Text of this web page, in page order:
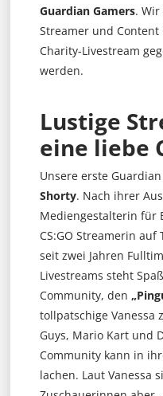
Guardian Gamers. Wir
Streamer und
Charity-Livestream
werden.
Lustige
eine liebe
Unsere erste
Shorty. Nach ihrer
Mediengestalterin für
CS:GO Streamerin
seit zwei Jahren
Livestreams steht
Community, den
tollpatschige Vanessa
Guys, Mario Kart und
Community kann in
lachen. Laut Vanessa